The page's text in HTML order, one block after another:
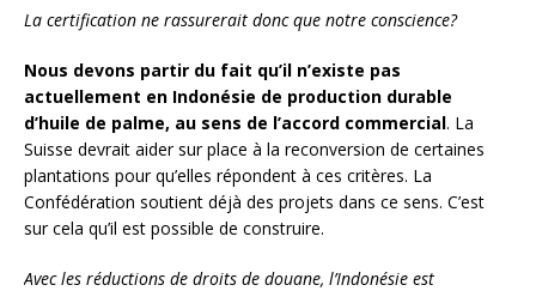
La certification ne rassurerait donc que notre conscience?
Nous devons partir du fait qu’il n’existe pas
actuellement en Indonésie de production durable
d’huile de palme, au sens de l’accord commercial. La
Suisse devrait aider sur place à la reconversion de certaines
plantations pour qu’elles répondent à ces critères. La
Confédération soutient déjà des projets dans ce sens. C’est
sur cela qu’il est possible de construire.
Avec les réductions de droits de douane, l’Indonésie est